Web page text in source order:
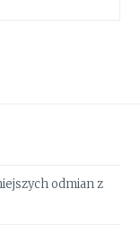
odmian z